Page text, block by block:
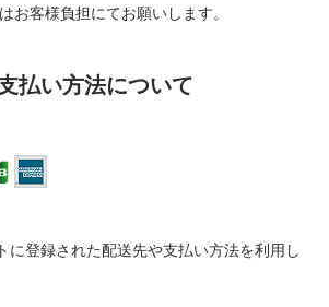
お客様負担にてお願いします。
払い方法について
に登録された配送先や支払い方法を利用し